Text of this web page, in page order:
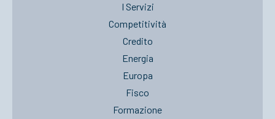
I Servizi
Competitività
Credito
Energia
Europa
Fisco
Formazione